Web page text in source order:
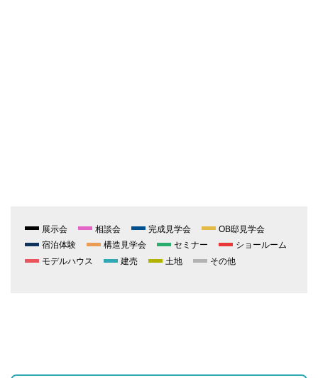
展示会 相談会 完成見学会
OB邸見学会
宿泊体験
構造見学会 セミナー
ショールーム
モデルハウス
建売 土地 その他